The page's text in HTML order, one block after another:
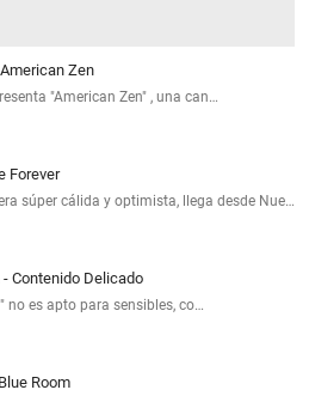
Zen
"American Zen" , una can…
Forever
súper cálida y optimista, llega desde Nue…
Contenido Delicado
no es apto para sensibles, co…
Room